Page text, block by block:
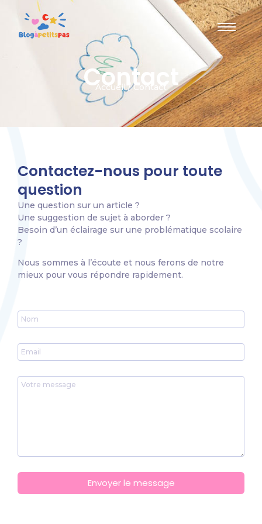
Contact
Accueil / Contact
Contactez-nous pour toute
question
Une question sur un article ?
Une suggestion de sujet à aborder ?
Besoin d’un éclairage sur une problématique scolaire
?
Nous sommes à l’écoute et nous ferons de notre
mieux pour vous répondre rapidement.
Envoyer le message